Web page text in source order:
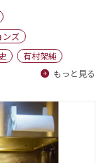
ンズ
有村架純
もっと見る